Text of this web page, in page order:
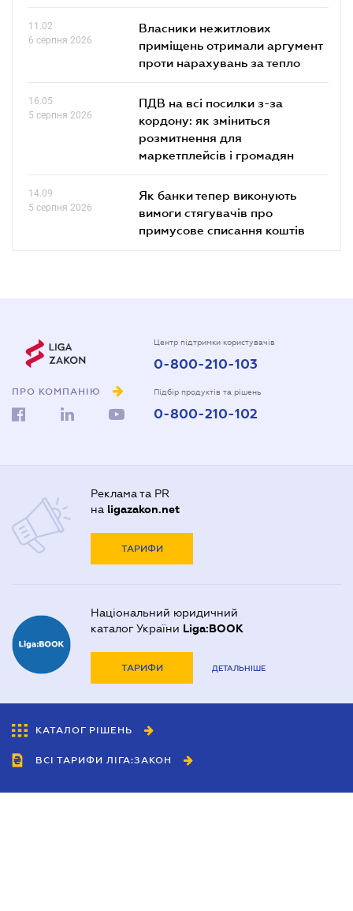
11.02
6 серпня 2026
Власники нежитлових
приміщень отримали аргумент
проти нарахувань за тепло
16.05
5 серпня 2026
ПДВ на всі посилки з-за
кордону: як зміниться
розмитнення для
маркетплейсів і громадян
14.09
5 серпня 2026
Як банки тепер виконують
вимоги стягувачів про
примусове списання коштів
ПРО КОМПАНІЮ
Центр підтримки користувачів
0-800-210-103
Підбір продуктів та рішень
0-800-210-102
Реклама та PR
на ligazakon.net
ТАРИФИ
Національний юридичний
каталог України Liga:BOOK
ТАРИФИ ДЕТАЛЬНІШЕ
КАТАЛОГ РІШЕНЬ
ВСІ ТАРИФИ ЛІГА:ЗАКОН